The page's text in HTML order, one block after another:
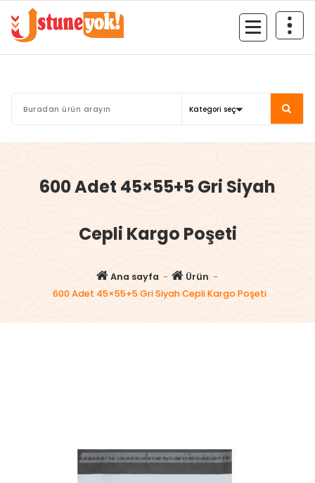
İçeriğe
geç
600 Adet 45×55+5 Gri Siyah
Cepli Kargo Poşeti
Ana sayfa - Ürün -
600 Adet 45×55+5 Gri Siyah Cepli Kargo Poşeti